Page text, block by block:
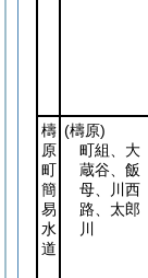
檮
原
町
簡
易
水
道
(檮原)
町組、大
蔵谷、飯
母、川西
路、太郎
川